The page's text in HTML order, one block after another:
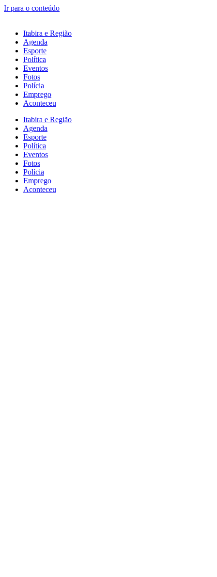
Ir para o conteúdo
Itabira e Região
Agenda
Esporte
Política
Eventos
Fotos
Polícia
Emprego
Aconteceu
Itabira e Região
Agenda
Esporte
Política
Eventos
Fotos
Polícia
Emprego
Aconteceu